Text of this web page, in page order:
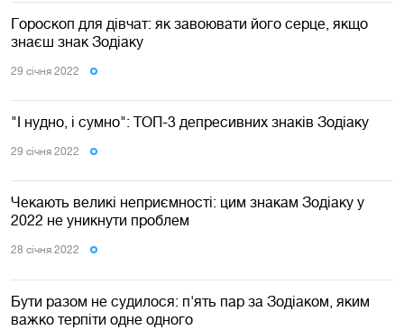
Гороскоп для дівчат: як завоювати його серце, якщо
знаєш знак Зодіаку
29 сiчня 2022
"І нудно, і сумно": ТОП-3 депресивних знаків Зодіаку
29 сiчня 2022
Чекають великі неприємності: цим знакам Зодіаку у
2022 не уникнути проблем
28 сiчня 2022
Бути разом не судилося: п'ять пар за Зодіаком, яким
важко терпіти одне одного